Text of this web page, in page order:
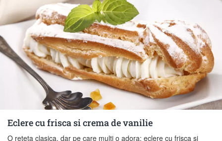
Eclere cu frisca si crema de vanilie
O reteta clasica, dar pe care multi o adora: eclere cu frisca si